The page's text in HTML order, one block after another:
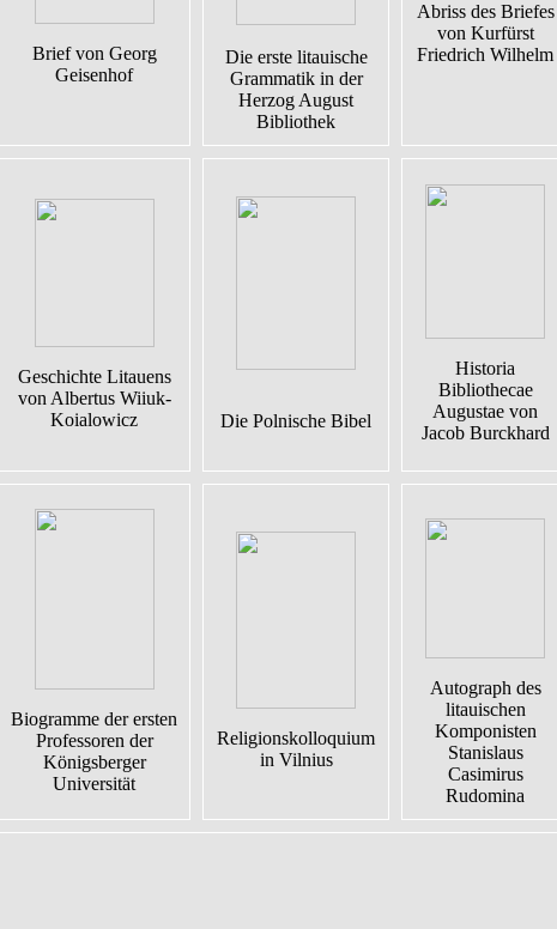
Brief von Georg
Geisenhof
Die erste litauische
Grammatik in der
Herzog August
Bibliothek
Abriss des Briefes
von Kurfürst
Friedrich Wilhelm
Geschichte Litauens
von Albertus Wiiuk-
Koialowicz
Die Polnische Bibel
Historia
Bibliothecae
Augustae von
Jacob Burckhard
Biogramme der ersten
Professoren der
Königsberger
Universität
Religionskolloquium
in Vilnius
Autograph des
litauischen
Komponisten
Stanislaus
Casimirus
Rudomina